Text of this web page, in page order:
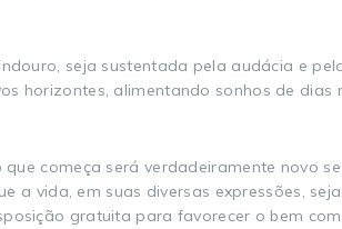
seja sustentada pela audácia e
horizontes, alimentando sonhos de dias
começa será verdadeiramente novo
a vida, em suas diversas expressões,
gratuita para favorecer o bem